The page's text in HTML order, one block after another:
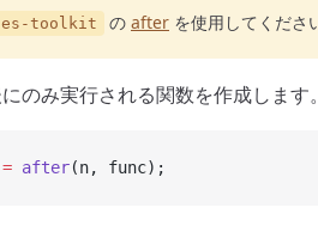
es-toolkit の after を使用してくださ
のみ実行される関数を作成します。
= after(n, func);